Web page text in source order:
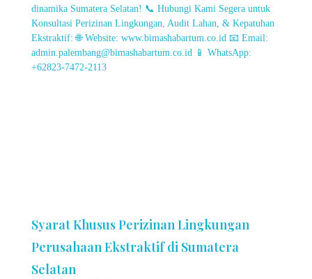
Syarat Khusus Perizinan Lingkungan
Perusahaan Ekstraktif di Sumatera
Selatan